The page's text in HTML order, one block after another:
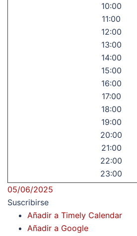
10:00
11:00
12:00
13:00
14:00
15:00
16:00
17:00
18:00
19:00
20:00
21:00
22:00
23:00
05/06/2025
Suscribirse
Añadir a Timely Calendar
Añadir a Google